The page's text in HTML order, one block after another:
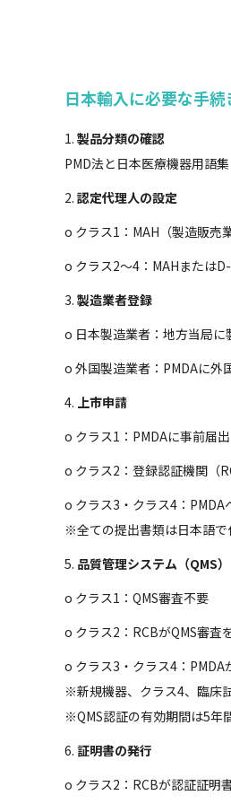
日本輸入に必要な手続
1. 製品分類の確認
PMD法と日本医療機器用語
2. 認定代理人の設定
o クラス1：MAH（製造販売
o クラス2～4：MAHまたは
3. 製造業者登録
o 日本製造業者：地方当局
o 外国製造業者：PMDAに外
4. 上市申請
o クラス1：PMDAに事前届出
o クラス2：登録認証機関（
o クラス3・クラス4：PMDA
※全ての提出書類は日本語で
5. 品質管理システム（QMS）
o クラス1：QMS審査不要
o クラス2：RCBがQMS審査
o クラス3・クラス4：PMDA
※新規機器、クラス4、臨床
※QMS認証の有効期間は5年
6. 証明書の発行
o クラス2：RCBが認証証明